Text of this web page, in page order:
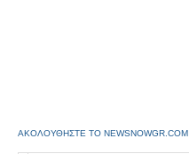
ΑΚΟΛΟΥΘΗΣΤΕ ΤΟ NEWSNOWGR.COM